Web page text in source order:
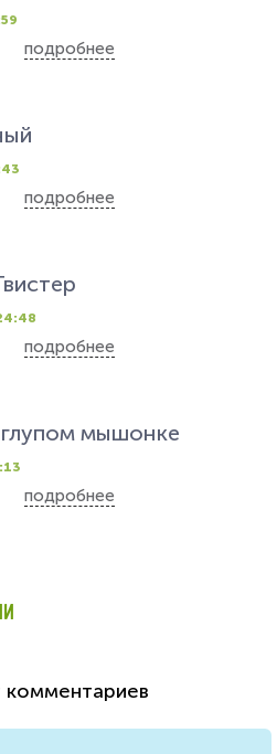
подробнее
подробнее
подробнее
глупом мышонке
подробнее
комментариев